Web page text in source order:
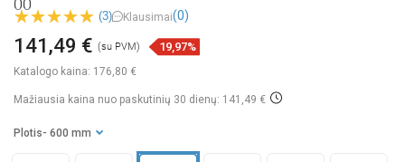
00
(3) Klausimai(0)
Katalogo kaina: 176,80 €
141,49 € (su PVM) 19,97%
Mažiausia kaina nuo paskutinių 30 dienų: 141,49 €
Plotis - 600 mm